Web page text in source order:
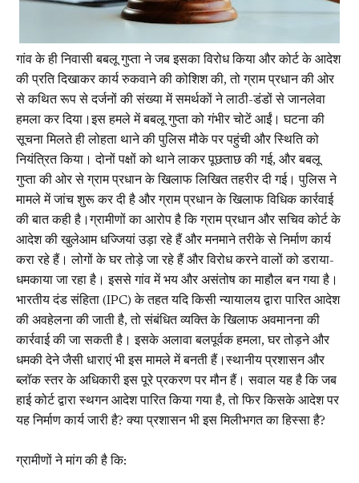
गांव के ही निवासी बबलू गुप्ता ने जब इसका विरोध किया और कोर्ट के आदेश
की प्रति दिखाकर कार्य रुकवाने की कोशिश की, तो ग्राम प्रधान की ओर
से कथित रूप से दर्जनों की संख्या में समर्थकों ने लाठी-डंडों से जानलेवा
हमला कर दिया।इस हमले में बबलू गुप्ता को गंभीर चोटें आईं। घटना की
सूचना मिलते ही लोहता थाने की पुलिस मौके पर पहुंची और स्थिति को
नियंत्रित किया। दोनों पक्षों को थाने लाकर पूछताछ की गई, और बबलू
गुप्ता की ओर से ग्राम प्रधान के खिलाफ लिखित तहरीर दी गई। पुलिस ने
मामले में जांच शुरू कर दी है और ग्राम प्रधान के खिलाफ विधिक कार्रवाई
की बात कही है।ग्रामीणों का आरोप है कि ग्राम प्रधान और सचिव कोर्ट के
आदेश की खुलेआम धज्जियां उड़ा रहे हैं और मनमाने तरीके से निर्माण कार्य
करा रहे हैं। लोगों के घर तोड़े जा रहे हैं और विरोध करने वालों को डराया-
धमकाया जा रहा है। इससे गांव में भय और असंतोष का माहौल बन गया है।
भारतीय दंड संहिता (IPC) के तहत यदि किसी न्यायालय द्वारा पारित आदेश
की अवहेलना की जाती है, तो संबंधित व्यक्ति के खिलाफ अवमानना की
कार्रवाई की जा सकती है। इसके अलावा बलपूर्वक हमला, घर तोड़ने और
धमकी देने जैसी धाराएं भी इस मामले में बनती हैं।स्थानीय प्रशासन और
ब्लॉक स्तर के अधिकारी इस पूरे प्रकरण पर मौन हैं। सवाल यह है कि जब
हाई कोर्ट द्वारा स्थगन आदेश पारित किया गया है, तो फिर किसके आदेश पर
यह निर्माण कार्य जारी है? क्या प्रशासन भी इस मिलीभगत का हिस्सा है?
ग्रामीणों ने मांग की है कि: